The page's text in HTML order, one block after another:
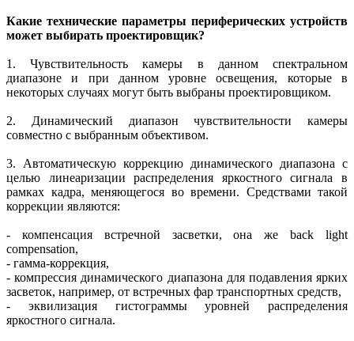
Какие технические параметры периферических устройств
может выбирать проектировщик?
1. Чувствительность камеры в данном спектральном
диапазоне и при данном уровне освещения, которые в
некоторых случаях могут быть выбраны проектировщиком.
2. Динамический диапазон чувствительности камеры
совместно с выбранным объективом.
3. Автоматическую коррекцию динамического диапазона с
целью линеаризации распределения яркостного сигнала в
рамках кадра, меняющегося во времени. Средствами такой
коррекции являются:
- компенсация встречной засветки, она же back light
compensation,
- гамма-коррекция,
- компрессия динамического диапазона для подавления ярких
засветок, например, от встречных фар транспортных средств,
- эквилизация гистограммы уровней распределения
яркостного сигнала.